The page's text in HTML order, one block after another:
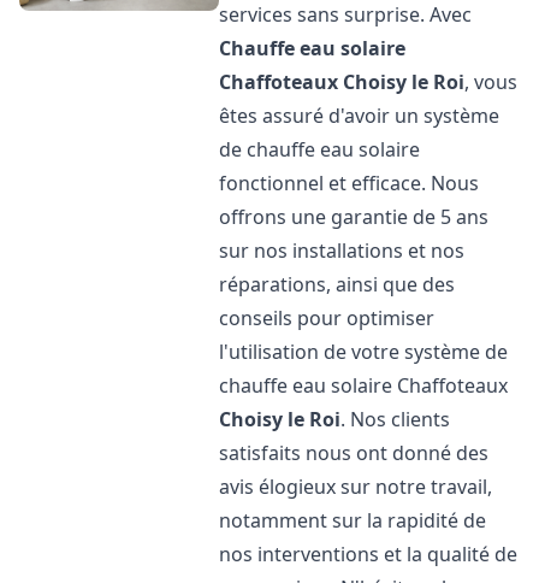
services sans surprise. Avec
Chauffe eau solaire
Chaffoteaux Choisy le Roi, vous
êtes assuré d'avoir un système
de chauffe eau solaire
fonctionnel et efficace. Nous
offrons une garantie de 5 ans
sur nos installations et nos
réparations, ainsi que des
conseils pour optimiser
l'utilisation de votre système de
chauffe eau solaire Chaffoteaux
Choisy le Roi. Nos clients
satisfaits nous ont donné des
avis élogieux sur notre travail,
notamment sur la rapidité de
nos interventions et la qualité de